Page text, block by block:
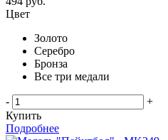
Цвет
Золото
Серебро
Бронза
Все три медали
-
+
Купить
Подробнее